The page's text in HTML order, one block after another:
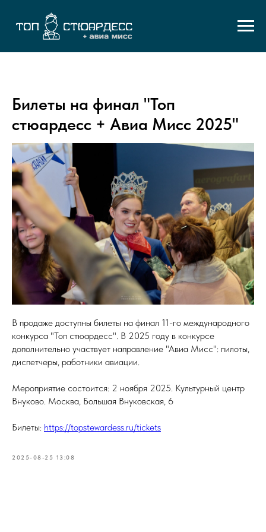
Билеты на финал "Топ
стюардесс + Авиа Мисс 2025"
В продаже доступны билеты на финал 11-го международного
конкурса "Топ стюардесс". В 2025 году в конкурсе
дополнительно участвует направление "Авиа Мисс": пилоты,
диспетчеры, работники авиации.
Мероприятие состоится: 2 ноября 2025. Культурный центр
Внуково. Москва, Большая Внуковская, 6
Билеты: https://topstewardess.ru/tickets
2025-08-25 13:08